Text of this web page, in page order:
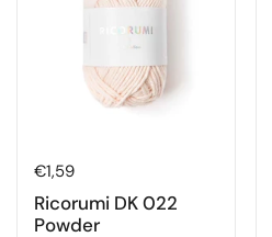
Prijs:
€1,59
Ricorumi DK 022
Powder